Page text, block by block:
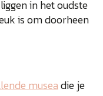
in het oudste
is om doorheen
museadie je